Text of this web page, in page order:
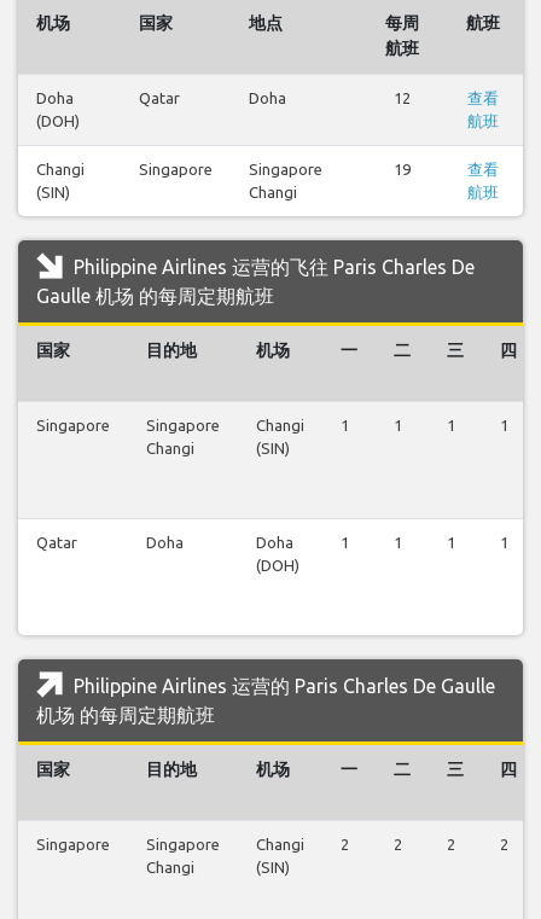
机场 国家 地点
每周
航班
航班
Doha
(DOH)
Qatar Doha 12
查看
航班
Changi
(SIN)
Singapore
Singapore
Changi
19
查看
航班
Philippine Airlines 运营的飞往 Paris Charles De
Gaulle 机场 的每周定期航班
国家 目的地 机场 一 二 三 四
Singapore
Singapore
Changi
Changi
(SIN)
1 1 1 1
Qatar Doha
Doha
(DOH)
1 1 1 1
Philippine Airlines 运营的 Paris Charles De Gaulle
机场 的每周定期航班
国家 目的地 机场 一 二 三 四
Singapore
Singapore
Changi
Changi
(SIN)
2 2 2 2